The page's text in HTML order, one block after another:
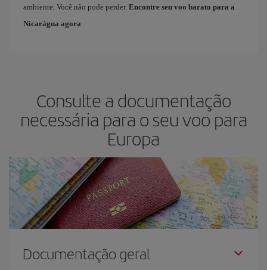
ambiente. Você não pode perder. Encontre seu voo barato para a
Nicarágua agora
Consulte a documentação
necessária para o seu voo para
Europa
Documentação geral